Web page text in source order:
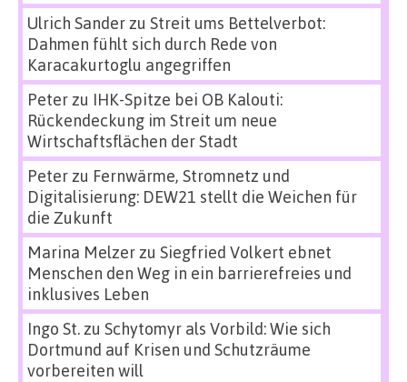
Ulrich Sanderzu Streit ums Bettelverbot:
Dahmen fühlt sich durch Rede von
Karacakurtoglu angegriffen
Peterzu IHK-Spitze bei OB Kalouti:
Rückendeckung im Streit um neue
Wirtschaftsflächen der Stadt
Peterzu Fernwärme, Stromnetz und
Digitalisierung: DEW21 stellt die Weichen für
die Zukunft
Marina Melzerzu Siegfried Volkert ebnet
Menschen den Weg in ein barrierefreies und
inklusives Leben
Ingo St.zu Schytomyr als Vorbild: Wie sich
Dortmund auf Krisen und Schutzräume
vorbereiten will